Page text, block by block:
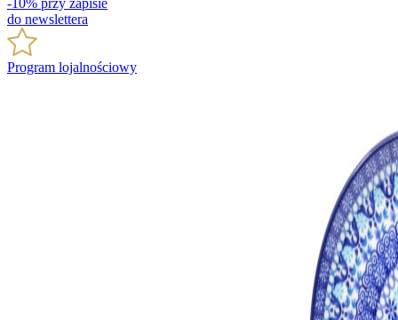
-10% przy zapisie
do newslettera
Program lojalnościowy